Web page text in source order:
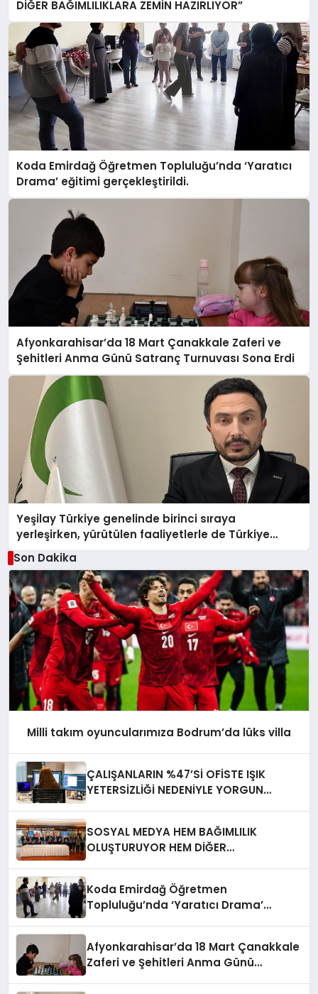
DİĞER BAĞIMLILIKLARA ZEMİN HAZIRLIYOR”
Koda Emirdağ Öğretmen Topluluğu’nda ‘Yaratıcı
Drama’ eğitimi gerçekleştirildi.
Afyonkarahisar’da 18 Mart Çanakkale Zaferi ve
Şehitleri Anma Günü Satranç Turnuvası Sona Erdi
Yeşilay Türkiye genelinde birinci sıraya
yerleşirken, yürütülen faaliyetlerle de Türkiye
üçüncüsü oldu.
Son Dakika
Milli takım oyuncularımıza Bodrum’da lüks villa
ÇALIŞANLARIN %47’Sİ OFİSTE IŞIK
YETERSİZLİĞİ NEDENİYLE YORGUN
SOSYAL MEDYA HEM BAĞIMLILIK
OLUŞTURUYOR HEM DİĞER
Koda Emirdağ Öğretmen
Topluluğu’nda ‘Yaratıcı Drama’
Afyonkarahisar’da 18 Mart Çanakkale
Zaferi ve Şehitleri Anma Günü